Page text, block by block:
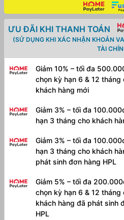
ƯU ĐÃI KHI THANH TOÁN
(SỬ DỤNG KHI XÁC NHẬN KHOẢN
TÀI
Giảm 10% – tối đa
chọn kỳ hạn 6 & 12 tháng
khách hàng mới
Giảm 3% – tối đa
hạn 3 tháng cho khách
Giảm 3% – tối đa
hạn 3 tháng cho khách
phát sinh đơn hàng HPL
Giảm 5% – tối đa
chọn kỳ hạn 6 & 12 tháng
khách hàng đã phát sinh
HPL